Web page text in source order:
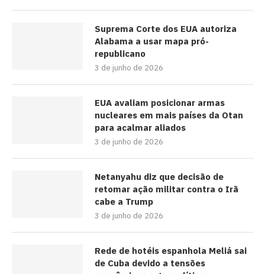
Suprema Corte dos EUA autoriza
Alabama a usar mapa pró-
republicano
3 de junho de 2026
EUA avaliam posicionar armas
nucleares em mais países da Otan
para acalmar aliados
3 de junho de 2026
Netanyahu diz que decisão de
retomar ação militar contra o Irã
cabe a Trump
3 de junho de 2026
Rede de hotéis espanhola Meliá sai
de Cuba devido a tensões